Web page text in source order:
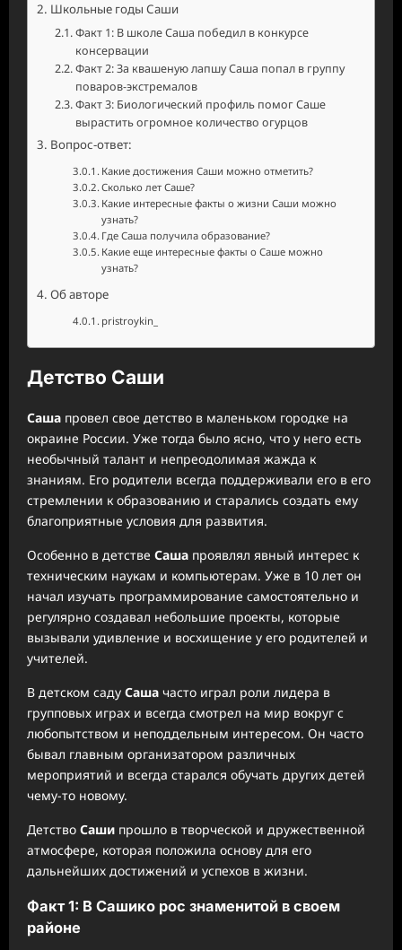
Школьные годы Саши
Факт 1: В школе Саша победил в конкурсе
консервации
Факт 2: За квашеную лапшу Саша попал в группу
поваров-экстремалов
Факт 3: Биологический профиль помог Саше
вырастить огромное количество огурцов
Вопрос-ответ:
Какие достижения Саши можно отметить?
Сколько лет Саше?
Какие интересные факты о жизни Саши можно
узнать?
Где Саша получила образование?
Какие еще интересные факты о Саше можно
узнать?
Об авторе
pristroykin_
Детство Саши
Саша провел свое детство в маленьком городке на
окраине России. Уже тогда было ясно, что у него есть
необычный талант и непреодолимая жажда к
знаниям. Его родители всегда поддерживали его в его
стремлении к образованию и старались создать ему
благоприятные условия для развития.
Особенно в детстве Саша проявлял явный интерес к
техническим наукам и компьютерам. Уже в 10 лет он
начал изучать программирование самостоятельно и
регулярно создавал небольшие проекты, которые
вызывали удивление и восхищение у его родителей и
учителей.
В детском саду Саша часто играл роли лидера в
групповых играх и всегда смотрел на мир вокруг с
любопытством и неподдельным интересом. Он часто
бывал главным организатором различных
мероприятий и всегда старался обучать других детей
чему-то новому.
Детство Саши прошло в творческой и дружественной
атмосфере, которая положила основу для его
дальнейших достижений и успехов в жизни.
Факт 1: В Сашико рос знаменитой в своем
районе